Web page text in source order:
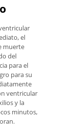
el
muerte
del
para el
para su
ventricular
y la
minutos,